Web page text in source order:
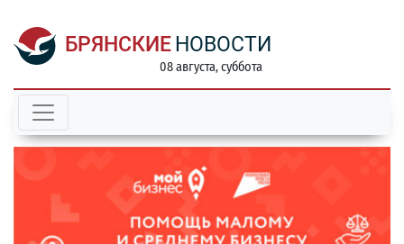
БРЯНСКИЕ НОВОСТИ
08 августа, суббота